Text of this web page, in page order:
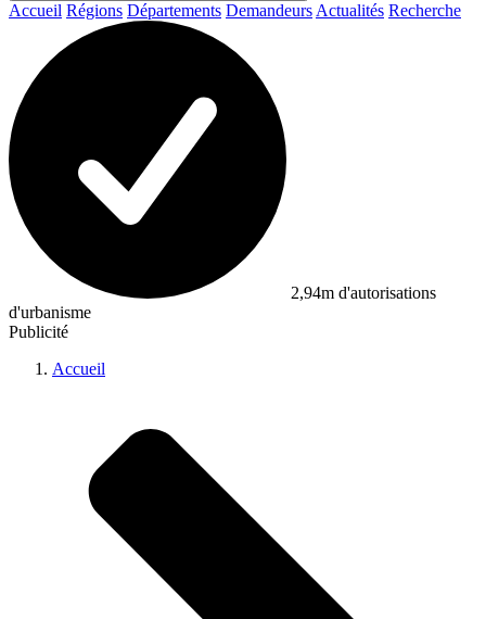
Accueil Régions Départements Demandeurs Actualités Recherche
2,94m d'autorisations
d'urbanisme
Publicité
Accueil